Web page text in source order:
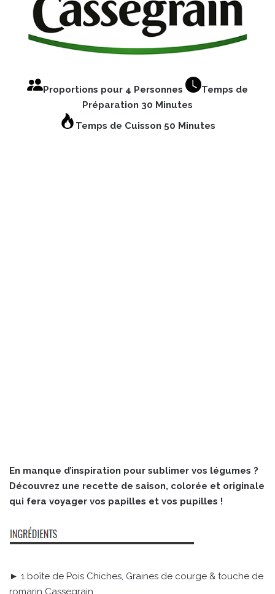
Proportions pour 4 Personnes
Temps de
Préparation 30 Minutes
Temps de Cuisson 50 Minutes
En manque d’inspiration pour sublimer vos légumes ?
Découvrez une recette de saison, colorée et originale
qui fera voyager vos papilles et vos pupilles !
► 1 boîte de Pois Chiches, Graines de courge & touche de
romarin Cassegrain